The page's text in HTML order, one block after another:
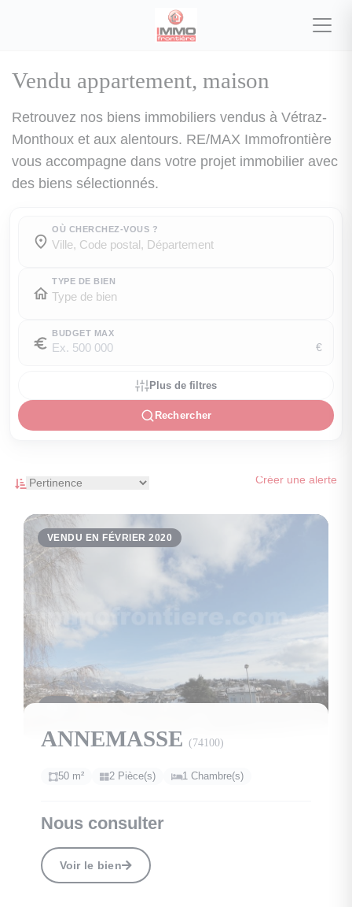
Vendu appartement, maison
Retrouvez nos biens immobiliers vendus à Vétraz-
Monthoux et aux alentours. RE/MAX Immofrontière
vous accompagne dans votre projet immobilier avec
des biens sélectionnés.
OÙ CHERCHEZ-VOUS ?
Où cherchez-vous ?
Où cherchez-vous ?
TYPE DE BIEN
BUDGET MAX
€
Plus de filtres
Rechercher
Créer une alerte
VENDU EN FÉVRIER 2020
ANNEMASSE (74100)
50 m² 2 Pièce(s) 1 Chambre(s)
Nous consulter
Voir le bien